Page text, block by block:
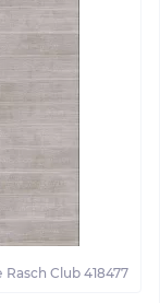
Club 418477